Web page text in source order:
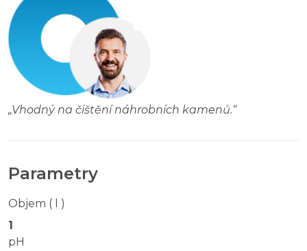
„Vhodný na čištění náhrobních kamenů.“
Parametry
Objem ( l )
1
pH